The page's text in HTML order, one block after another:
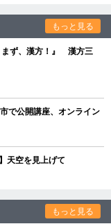
もっと見る
まず、漢方！』 漢方三
で公開講座、オンライン
天空を見上げて
もっと見る